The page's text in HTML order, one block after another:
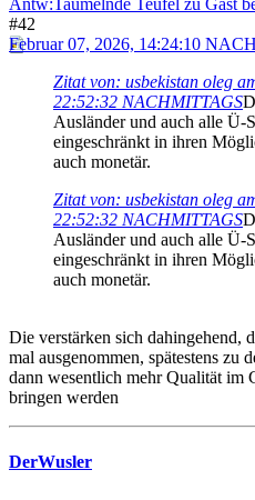
Antw:Taumelnde Teufel zu Gast
#42
Februar 07, 2026, 14:24:10
Zitat von: usbekistan oleg
22:52:32 NACHMITTAGS
Ausländer und auch alle Ü-
eingeschränkt in ihren
auch monetär.
Zitat von: usbekistan oleg
22:52:32 NACHMITTAGS
Ausländer und auch alle Ü-
eingeschränkt in ihren
auch monetär.
Die verstärken sich dahingehend,
mal ausgenommen, spätestens zu
dann wesentlich mehr Qualität im
bringen werden
DerWusler